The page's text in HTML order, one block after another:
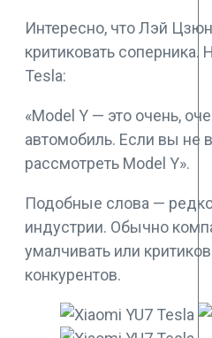
Интересно, что Лэй
критиковать соперника.
Tesla:
«Model Y — это очень,
автомобиль. Если вы не
рассмотреть Model Y».
Подобные слова —
индустрии. Обычно
умалчивать или
конкурентов.